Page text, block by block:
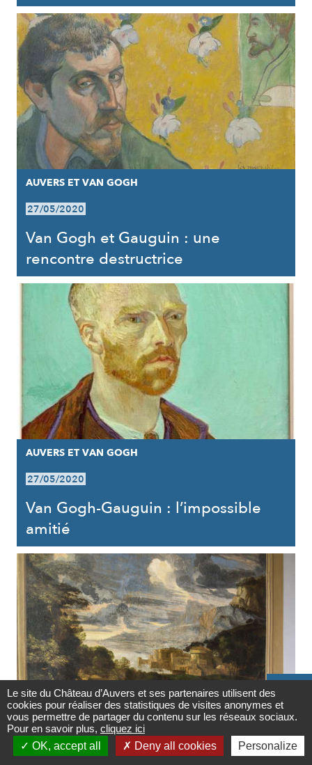
Contact

Newsletter
AUVERS ET VAN GOGH
27/05/2020
Van Gogh et Gauguin : une
rencontre destructrice
AUVERS ET VAN GOGH
27/05/2020
Van Gogh-Gauguin : l’impossible
amitié
AUVERS ET LES ARTS
27/05/2020
Le site du Château d’Auvers et ses partenaires utilisent des
cookies pour réaliser des statistiques de visites anonymes et
vous permettre de partager du contenu sur les réseaux sociaux.
Pour en savoir plus, cliquez ici
OK, accept all
Deny all cookies Personalize